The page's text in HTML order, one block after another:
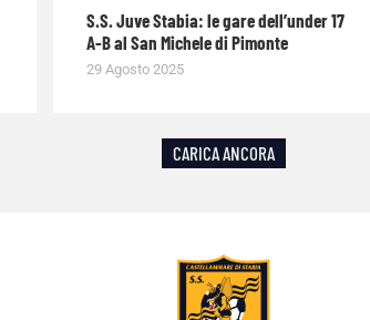
S.S. Juve Stabia: le gare dell’under 17
A-B al San Michele di Pimonte
29 Agosto 2025
CARICA ANCORA